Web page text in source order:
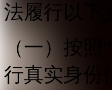
法履行以下
（一）按
行真实身份